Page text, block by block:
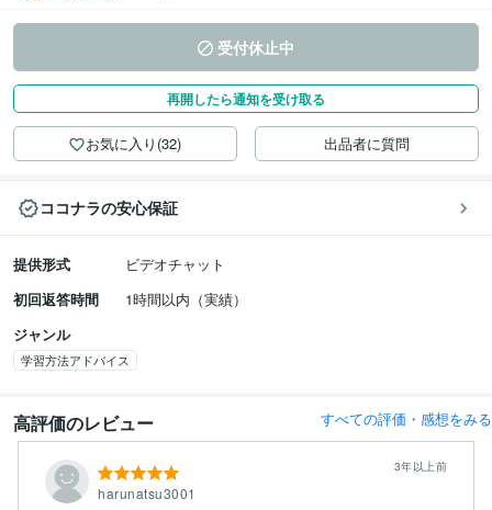
受付休止中
再開したら通知を受け取る
お気に入り(32) 出品者に質問
ココナラの安心保証
提供形式
ビデオチャット
初回返答時間
1時間以内（実績）
ジャンル
学習方法アドバイス
高評価のレビュー すべての評価・感想をみる
harunatsu3001
3年以上前